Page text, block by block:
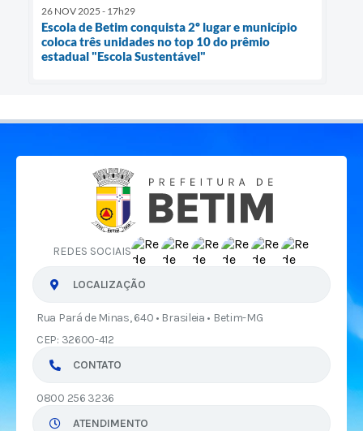
26 NOV 2025 - 17h29
Escola de Betim conquista 2º lugar e município
coloca três unidades no top 10 do prêmio
estadual "Escola Sustentável"
REDES SOCIAIS
LOCALIZAÇÃO
Rua Pará de Minas, 640 • Brasileia • Betim-MG
CEP: 32600-412
CONTATO
0800 256 3236
ATENDIMENTO